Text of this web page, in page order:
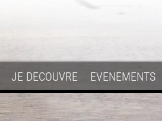
JE DECOUVRE EVENEMENTS